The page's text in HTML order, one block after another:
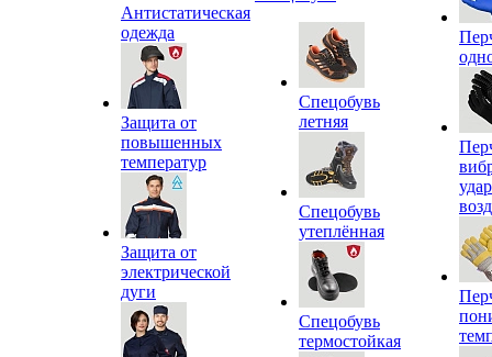
Антистатическая
одежда
Защита от
повышенных
температур
Защита от
электрической
дуги
Спецобувь
летняя
Спецобувь
утеплённая
Спецобувь
термостойкая